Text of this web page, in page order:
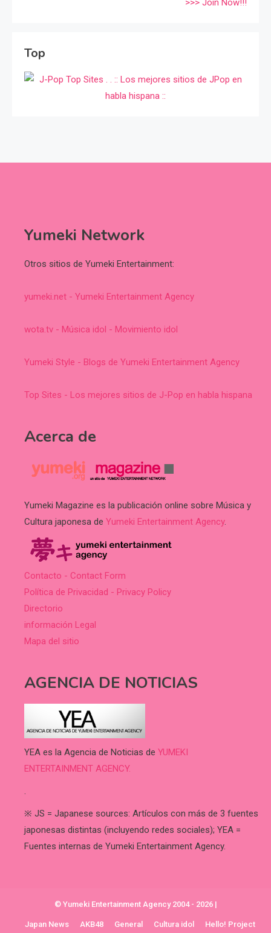
Top
Yumeki Network
Otros sitios de Yumeki Entertainment:
yumeki.net - Yumeki Entertainment Agency
wota.tv - Música idol - Movimiento idol
Yumeki Style - Blogs de Yumeki Entertainment Agency
Top Sites - Los mejores sitios de J-Pop en habla hispana
Acerca de
Yumeki Magazine es la publicación online sobre Música y
Cultura japonesa de Yumeki Entertainment Agency.
Contacto - Contact Form
Política de Privacidad - Privacy Policy
Directorio
información Legal
Mapa del sitio
AGENCIA DE NOTICIAS
YEA es la Agencia de Noticias de YUMEKI
ENTERTAINMENT AGENCY.
.
※ JS = Japanese sources: Artículos con más de 3 fuentes
japonesas distintas (incluyendo redes sociales); YEA =
Fuentes internas de Yumeki Entertainment Agency.
© Yumeki Entertainment Agency 2004 - 2026 |
Japan News AKB48 General Cultura idol Hello! Project